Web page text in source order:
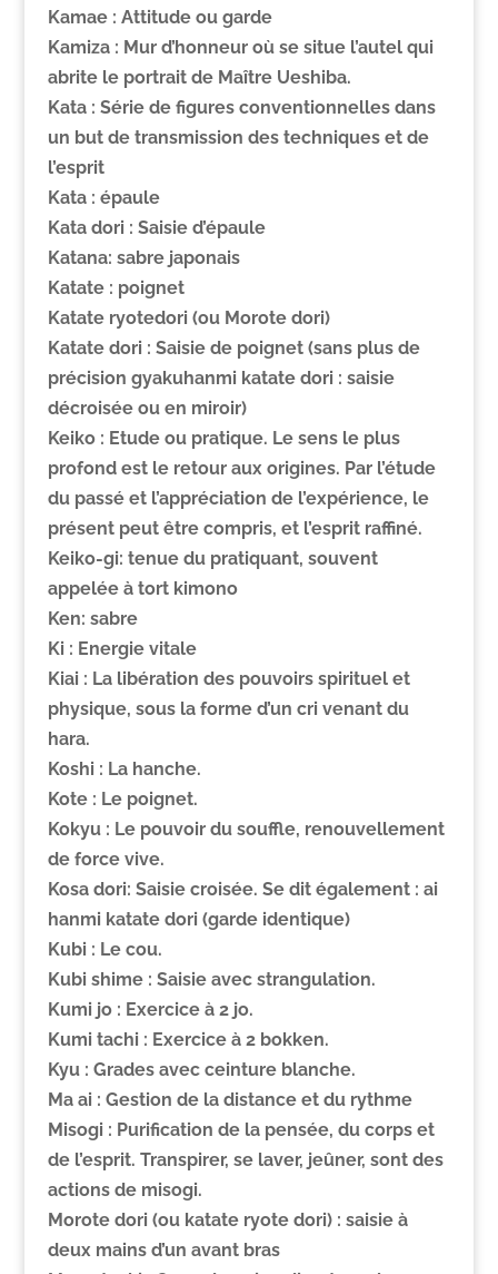
Kamae: Attitude ou garde
Kamiza: Mur d’honneur où se situe l’autel qui
abrite le portrait de Maître Ueshiba.
Kata : Série de figures conventionnelles dans
un but de transmission des techniques et de
l’esprit
Kata : épaule
Kata dori : Saisie d’épaule
Katana: sabre japonais
Katate : poignet
Katate ryotedori (ou Morote dori)
Katate dori : Saisie de poignet (sans plus de
précision gyakuhanmi katate dori : saisie
décroisée ou en miroir)
Keiko : Etude ou pratique. Le sens le plus
profond est le retour aux origines. Par l’étude
du passé et l’appréciation de l’expérience, le
présent peut être compris, et l’esprit raffiné.
Keiko-gi: tenue du pratiquant, souvent
appelée à tort kimono
Ken: sabre
Ki : Energie vitale
Kiai : La libération des pouvoirs spirituel et
physique, sous la forme d’un cri venant du
hara.
Koshi : La hanche.
Kote : Le poignet.
Kokyu : Le pouvoir du souffle, renouvellement
de force vive.
Kosa dori: Saisie croisée. Se dit également : ai
hanmi katate dori (garde identique)
Kubi : Le cou.
Kubi shime : Saisie avec strangulation.
Kumi jo: Exercice à 2 jo.
Kumi tachi : Exercice à 2 bokken.
Kyu : Grades avec ceinture blanche.
Ma ai : Gestion de la distance et du rythme
Misogi : Purification de la pensée, du corps et
de l’esprit. Transpirer, se laver, jeûner, sont des
actions de misogi.
Morote dori (ou katate ryote dori) : saisie à
deux mains d’un avant bras